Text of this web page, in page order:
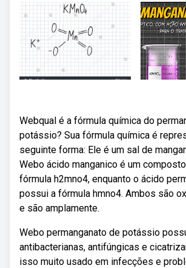
Webqual é a fórmula química do
potássio? Sua fórmula química é
seguinte forma: Ele é um sal de
Webo ácido manganico é um
fórmula h2mno4, enquanto o ácido
possui a fórmula hmno4. Ambos são
e são amplamente.
Webo permanganato de potássio
antibacterianas, antifúngicas e
isso muito usado em infecções e